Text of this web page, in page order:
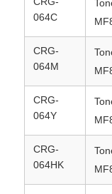
Bize ulaşın
Haberler
Tüm servis
064C
CRG-
064M
CRG-
064Y
CRG-
064HK